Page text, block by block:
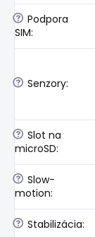
? Podpora
SIM:
? Senzory:
? Slot na
microSD:
? Slow-
motion:
? Stabilizácia: